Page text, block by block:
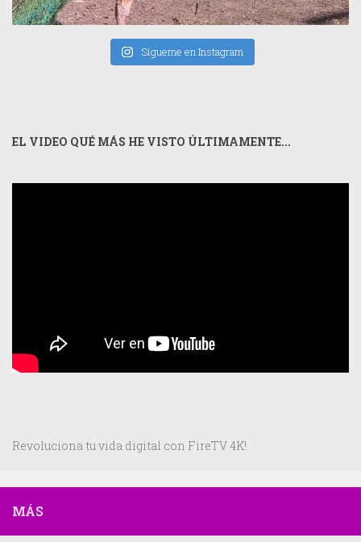
Sígueme en Instagram
EL VIDEO QUÉ MÁS HE VISTO ÚLTIMAMENTE...
Revoluciona tu vida digital con FireTV 4K!
MÁS